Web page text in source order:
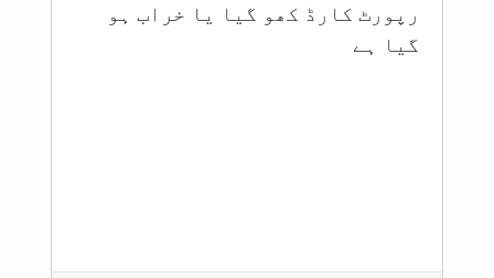
رپورٹ کارڈ کھو گیا یا خراب ہو
گيا ہے